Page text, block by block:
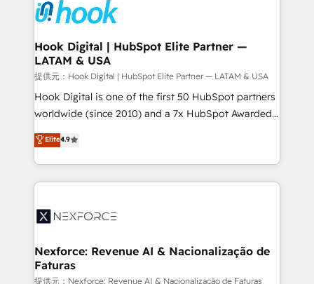
move beyond spreadsheets into unified systems
that drive real business results.
Onboarding - Data Migration & Integrations -
Technical Audit & Optimization Strategic Solutions: -
Revenue Operations - Inbound Marketing -
Outbound Marketing - HubSpot CMS Website
Design & Development We empower our clients to
reach their full potential by providing transparent,
relationship-driven support. With over 300 HubSpot
technical know-how and strategic guidance you
need to succeed.
Hook Digital | HubSpot Elite Partner —
LATAM & USA
提供元：Hook Digital | HubSpot Elite Partner — LATAM & USA
Hook Digital is one of the first 50 HubSpot partners
worldwide (since 2010) and a 7x HubSpot Awarded
Elite Partner. With 500+ projects across the U.S.,
Brazil, and LATAM, we combine global expertise with
regional experience. Today, we are Brazil’s largest
HubSpot Elite Partner—trusted by companies across
Implementation & Migration Onboarding across all
Station, Freshdesk, Intercom, and more. Custom
objects, automations, and integrations built for
Elite4.9
Nexforce: Revenue AI & Nacionalização de
Faturas
提供元：Nexforce: Revenue AI & Nacionalização de Faturas